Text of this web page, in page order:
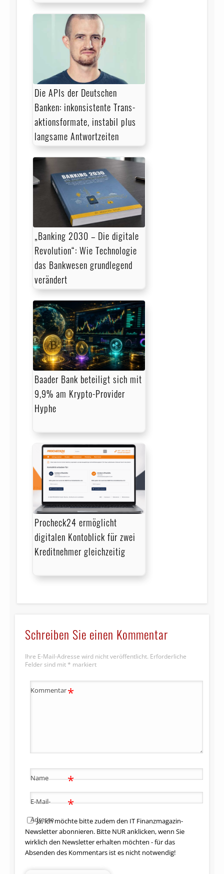
Die APIs der Deutschen
Banken: inkonsistente Trans­
aktions­formate, instabil plus
langsame Antwortzeiten
„Banking 2030 – Die digitale
Revolution“: Wie Technologie
das Bankwesen grundlegend
verändert
Baader Bank beteiligt sich mit
9,9% am Krypto-Provider
Hyphe
Procheck24 ermöglicht
digitalen Kontoblick für zwei
Kreditnehmer gleichzeitig
Schreiben Sie einen Kommentar
Ihre E-Mail-Adresse wird nicht veröffentlicht. Erforderliche
Felder sind mit * markiert
Kommentar*
Name *
E-Mail-
Adresse
*
Ja, ich möchte bitte zudem den IT Finanzmagazin-
Newsletter abonnieren. Bitte NUR anklicken, wenn Sie
wirklich den Newsletter erhalten möchten - für das
Absenden des Kommentars ist es nicht notwendig!